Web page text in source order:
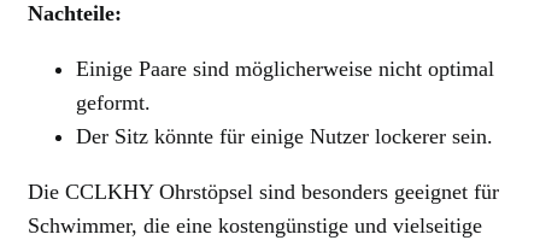
Nachteile:
Einige Paare sind möglicherweise nicht optimal
geformt.
Der Sitz könnte für einige Nutzer lockerer sein.
Die CCLKHY Ohrstöpsel sind besonders geeignet für
Schwimmer, die eine kostengünstige und vielseitige